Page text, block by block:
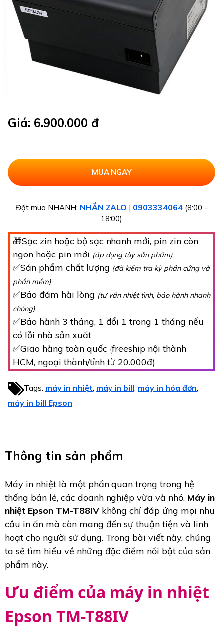
Giá: 6.900.000 đ
Đặt mua NHANH: NHẮN ZALO | 0903334064 (8:00 -
18:00)
🎁Sạc zin hoặc bộ sạc nhanh mới, pin zin còn
ngon hoặc pin mới (áp dụng tùy sản phẩm)
✅Sản phẩm chất lượng (đã kiểm tra kỹ phần cứng và
phần mềm)
✅Bảo đảm hài lòng (tư vấn nhiệt tình, bảo hành nhanh
chóng)
✅Bảo hành 3 tháng, 1 đổi 1 trong 1 tháng nếu
có lỗi nhà sản xuất
✅Giao hàng toàn quốc (freeship nội thành
HCM, ngoại thành/tỉnh từ 20.000đ)
Tags: máy in nhiệt máy in bill máy in hóa đơn
máy in bill Epson
Thông tin sản phẩm
Máy in nhiệt là một phần quan trọng trong hệ
thống bán lẻ, các doanh nghiệp vừa và nhỏ. Máy in
nhiệt Epson TM-T88IV không chỉ đáp ứng mọi nhu
cầu in ấn mà còn mang đến sự thuận tiện và linh
hoạt cho người sử dụng. Trong bài viết này, chúng
ta sẽ tìm hiểu về những đặc điểm nổi bật của sản
phẩm này.
Ưu điểm của máy in nhiệt
Epson TM-T88IV